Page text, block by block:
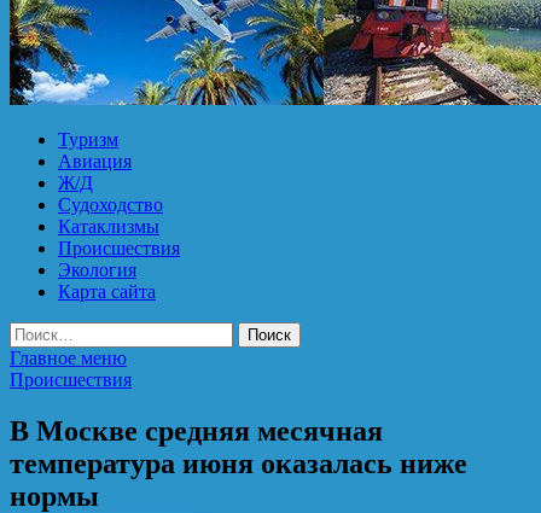
Туризм
Авиация
Ж/Д
Судоходство
Катаклизмы
Происшествия
Экология
Карта сайта
Найти:
Главное меню
Происшествия
В Москве средняя месячная
температура июня оказалась ниже
нормы